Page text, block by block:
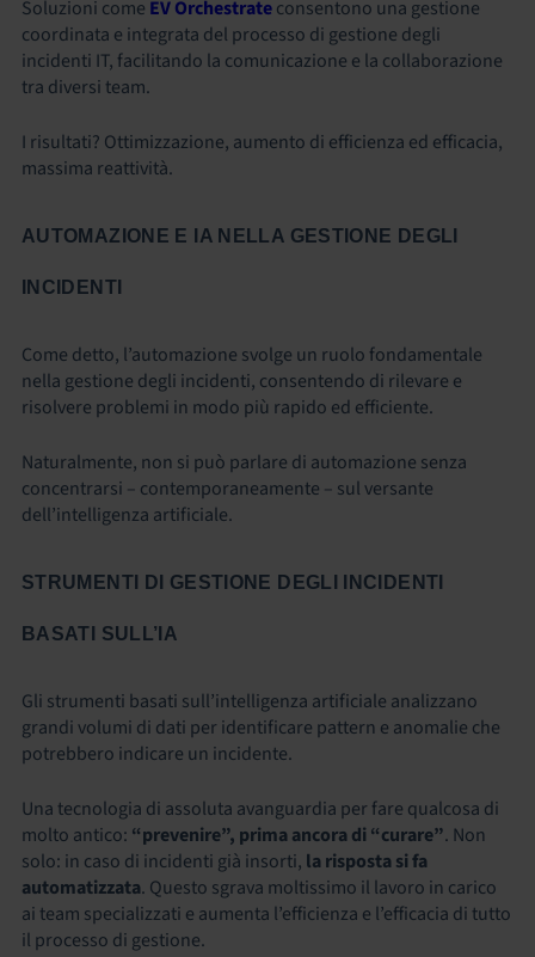
Soluzioni come EV Orchestrateconsentono una gestione
coordinata e integrata del processo di gestione degli
incidenti IT, facilitando la comunicazione e la collaborazione
tra diversi team.
I risultati? Ottimizzazione, aumento di efficienza ed efficacia,
massima reattività.
AUTOMAZIONE E IA NELLA GESTIONE DEGLI
INCIDENTI
Come detto, l’automazione svolge un ruolo fondamentale
nella gestione degli incidenti, consentendo di rilevare e
risolvere problemi in modo più rapido ed efficiente.
Naturalmente, non si può parlare di automazione senza
concentrarsi – contemporaneamente – sul versante
dell’intelligenza artificiale.
STRUMENTI DI GESTIONE DEGLI INCIDENTI
BASATI SULL’IA
Gli strumenti basati sull’intelligenza artificiale analizzano
grandi volumi di dati per identificare pattern e anomalie che
potrebbero indicare un incidente.
Una tecnologia di assoluta avanguardia per fare qualcosa di
molto antico: “prevenire”, prima ancora di “curare”. Non
solo: in caso di incidenti già insorti, la risposta si fa
automatizzata. Questo sgrava moltissimo il lavoro in carico
ai team specializzati e aumenta l’efficienza e l’efficacia di tutto
il processo di gestione.